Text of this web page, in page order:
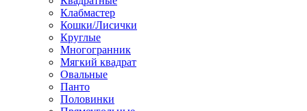
Клабмастер
Кошки/Лисички
Круглые
Многогранник
Мягкий квадрат
Овальные
Панто
Половинки